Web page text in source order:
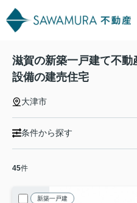
滋賀の新築一戸建て不
設備の建売住宅
大津市
条件から探す
45件
新築一戸建